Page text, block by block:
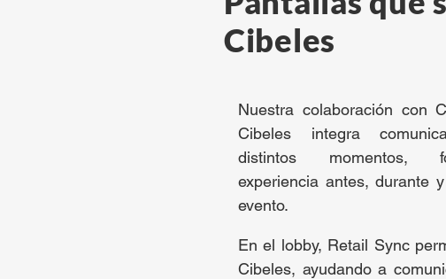
Cibeles
Nuestra colaboración con
Cibeles integra
distintos momentos,
experiencia antes, durante
evento.
En el lobby, Retail Sync
Cibeles, ayudando a